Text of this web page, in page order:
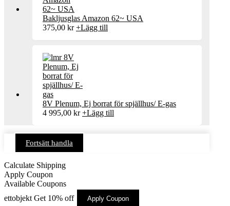
Bakljusglas Amazon 62~ USA
375,00 kr +Lägg till
8V Plenum, Ej borrat för spjällhus/ E-gas
4 995,00 kr +Lägg till
Fortsätt handla
Calculate Shipping
Apply Coupon
Available Coupons
ettobjekt Get 10% off Apply Coupon